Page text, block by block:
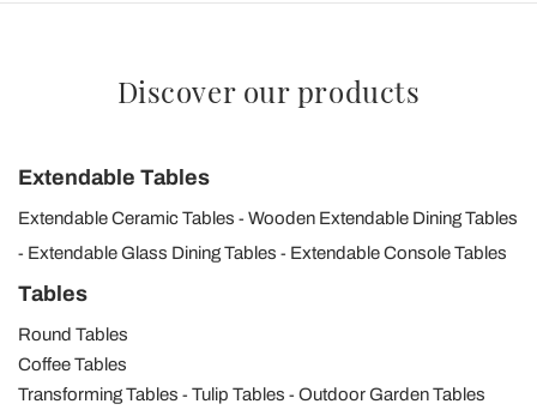
Discover our products
Extendable Tables
Extendable Ceramic Tables
Wooden Extendable Dining Tables
Extendable Glass Dining Tables
Extendable Console Tables
Tables
Round Tables
Coffee Tables
Transforming Tables
Tulip Tables Outdoor Garden Tables